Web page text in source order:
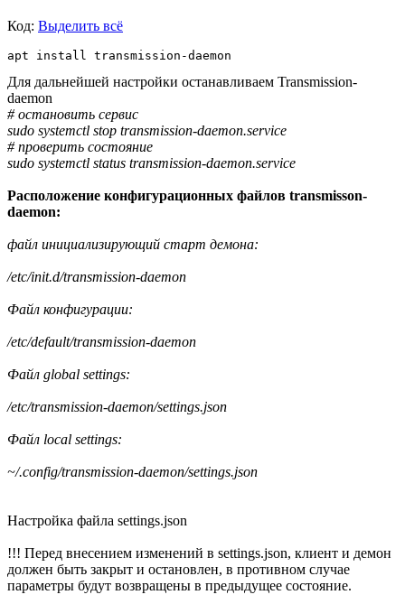
Код: Выделить всё
apt install transmission-daemon
Для дальнейшей настройки останавливаем Transmission-
daemon
# остановить сервис
sudo systemctl stop transmission-daemon.service
# проверить состояние
sudo systemctl status transmission-daemon.service
Расположение конфигурационных файлов transmisson-
daemon:
файл инициализирующий старт демона:
/etc/init.d/transmission-daemon
Файл конфигурации:
/etc/default/transmission-daemon
Файл global settings:
/etc/transmission-daemon/settings.json
Файл local settings:
~/.config/transmission-daemon/settings.json
Настройка файла settings.json
!!! Перед внесением изменений в settings.json, клиент и демон
должен быть закрыт и остановлен, в противном случае
параметры будут возвращены в предыдущее состояние.